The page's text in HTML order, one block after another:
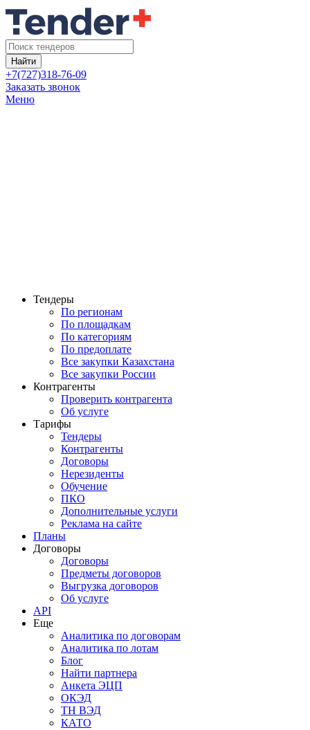
Найти
+7(727)318-76-09
Заказать звонок
Меню
Тендеры
По регионам
По площадкам
По категориям
По предоплате
Все закупки Казахстана
Все закупки России
Контрагенты
Проверить контрагента
Об услуге
Тарифы
Тендеры
Контрагенты
Договоры
Нерезиденты
Обучение
ПКО
Дополнительные услуги
Реклама на сайте
Планы
Договоры
Договоры
Предметы договоров
Выгрузка договоров
Об услуге
API
Еще
Аналитика по договорам
Аналитика по лотам
Блог
Найти партнера
Анкета ЭЦП
ОКЭД
ТН ВЭД
КАТО